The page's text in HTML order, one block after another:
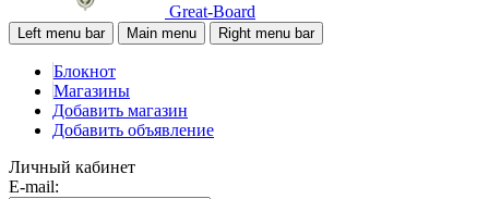
Great-Board
Left menu bar Main menu Right menu bar
Блокнот
Магазины
Добавить магазин
Добавить объявление
Личный кабинет
E-mail: